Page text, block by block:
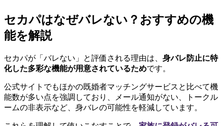
セカパはなぜバレない？おすすめの機
能を解説
セカパが「バレない」と評価される理由は、 身バレ防止に特
化した多彩な機能が用意されているためです。
公式サイトでもほかの既婚者マッチングサービスと比べて機
能数が多い点を強調しており、メール通知がない、トークル
ームの非表示など、身バレの可能性を軽減しています。